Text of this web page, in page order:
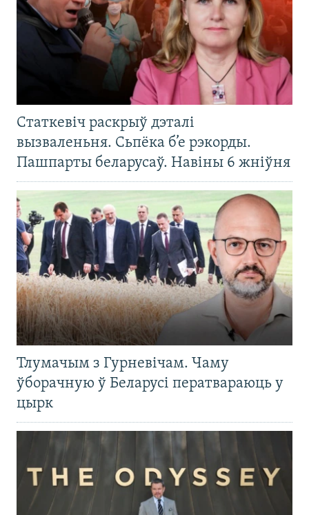
Статкевіч раскрыў дэталі
вызваленьня. Сьпёка б’е рэкорды.
Пашпарты беларусаў. Навіны 6 жніўня
Тлумачым з Гурневічам. Чаму
ўборачную ў Беларусі ператвараюць у
цырк